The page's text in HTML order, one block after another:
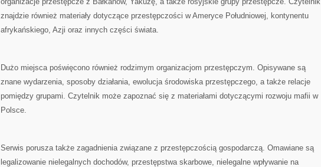
znajdzie również materiały dotyczące przestępczości w Ameryce Południowej, kontynentu
afrykańskiego, Azji oraz innych części świata.
Dużo miejsca poświęcono również rodzimym organizacjom przestępczym. Opisywane są
znane wydarzenia, sposoby działania, ewolucja środowiska przestępczego, a także relacje
pomiędzy grupami. Czytelnik może zapoznać się z materiałami dotyczącymi rozwoju mafii w
Polsce.
Serwis porusza także zagadnienia związane z przestępczością gospodarczą. Omawiane są
legalizowanie nielegalnych dochodów, przestępstwa skarbowe, nielegalne wpływanie na